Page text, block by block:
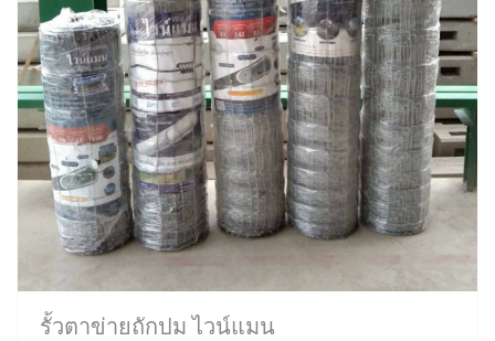
รั้วตาข่ายถักปม ไวน์แมน